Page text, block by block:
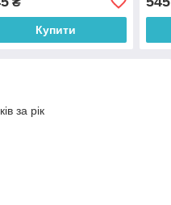
Купити
за рік